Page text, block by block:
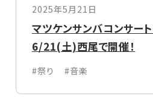
2025年5月21日
マツケンサンバコンサー
6/21(土)西尾で開催！
#祭り #音楽